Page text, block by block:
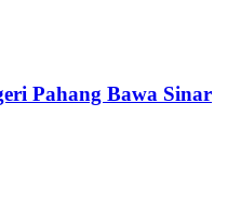
Pahang Bawa Sinar